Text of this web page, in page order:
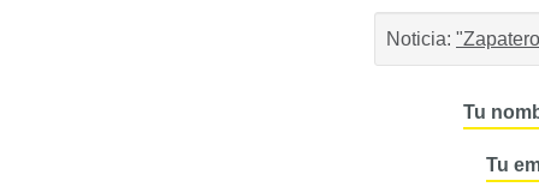
Noticia:
Tu
Tu